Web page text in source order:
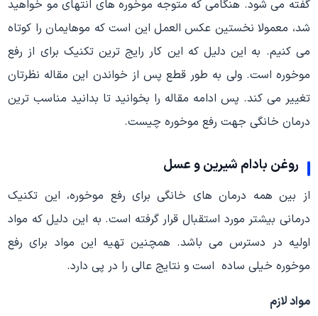
گفته می شود. هنگامی که متوجه موخوره های انتهای مو خواهید
شد، معمولا نخستین عکس العمل این است که موهایمان را کوتاه
می کنیم. به این دلیل که این کار رایج ترین تکنیک برای از رفع
موخوره است. ولی به طور قطع پس از خواندن این مقاله نظرتان
تغییر می کند. پس ادامه مقاله را بخوانید تا بدانید مناسب ترین
درمان خانگی جهت رفع موخوره چیست.
روغن بادام شیرین و عسل
از بین همه درمان های خانگی برای رفع موخوره، این تکنیک
درمانی بیشتر مورد استقبال قرار گرفته است. به این دلیل که مواد
اولیه در دسترس می باشد. همچنین تهیه این مواد برای رفع
موخوره خیلی ساده است و نتایج عالی را در پی دارد.
مواد لازم